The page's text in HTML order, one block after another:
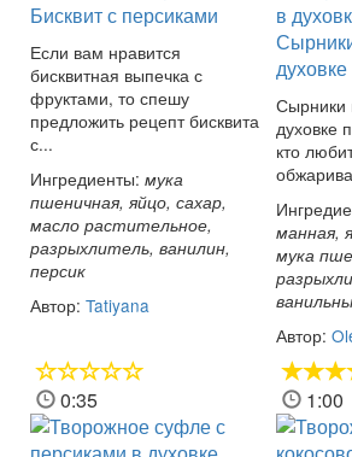
Бисквит с персиками
Если вам нравится
бисквитная выпечка с
фруктами, то спешу
предложить рецепт бисквита
с...
Ингредиенты: мука
пшеничная, яйцо, сахар,
масло растительное,
разрыхлитель, ванилин,
персик
Автор: Tatiyana
духовке
Сырники
духовке
кто
манная,
мука
Автор:
0:35 1:00